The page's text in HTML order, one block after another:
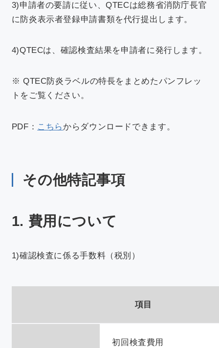
3)申請者の要請に従い、QTECは総務省消防庁長官
に防炎表示者登録申請書類を代行提出します。
4)QTECは、確認検査結果を申請者に発行します。
※ QTEC防炎ラベルの特長をまとめたパンフレッ
トをご覧ください。
PDF： こちら からダウンロードできます。
その他特記事項
1. 費用について
1)確認検査に係る手数料（税別）
項目
初回検査費用